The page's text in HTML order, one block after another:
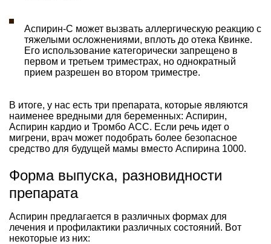
Аспирин-С может вызвать аллергическую реакцию с
тяжелыми осложнениями, вплоть до отека Квинке.
Его использование категорически запрещено в
первом и третьем триместрах, но однократный
прием разрешен во втором триместре.
В итоге, у нас есть три препарата, которые являются
наименее вредными для беременных: Аспирин,
Аспирин кардио и Тромбо АСС. Если речь идет о
мигрени, врач может подобрать более безопасное
средство для будущей мамы вместо Аспирина 1000.
Форма выпуска, разновидности
препарата
Аспирин предлагается в различных формах для
лечения и профилактики различных состояний. Вот
некоторые из них: